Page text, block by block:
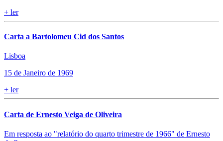
+ ler
Carta a Bartolomeu Cid dos Santos
Lisboa
15 de Janeiro de 1969
+ ler
Carta de Ernesto Veiga de Oliveira
Em resposta ao "relatório do quarto trimestre de 1966" de Ernesto